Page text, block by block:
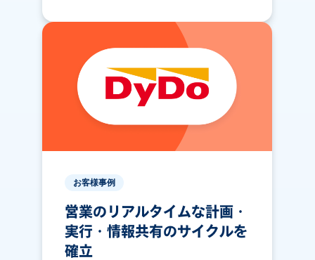
お客様事例
営業のリアルタイムな計画・
実行・情報共有のサイクルを
確立